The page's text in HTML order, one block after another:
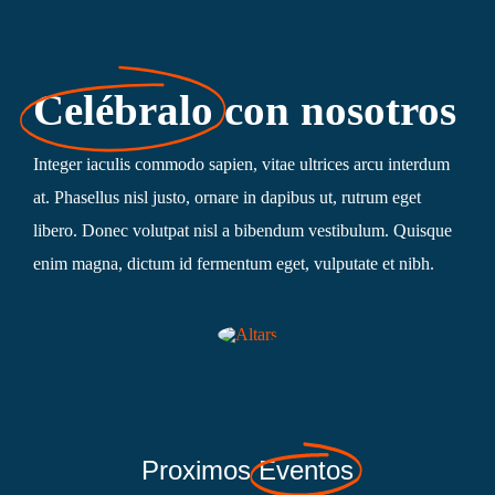
Celébralo con nosotros
Integer iaculis commodo sapien, vitae ultrices arcu interdum
at. Phasellus nisl justo, ornare in dapibus ut, rutrum eget
libero. Donec volutpat nisl a bibendum vestibulum. Quisque
enim magna, dictum id fermentum eget, vulputate et nibh.
Proximos Eventos